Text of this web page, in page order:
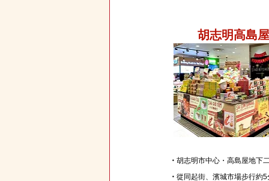
胡志明高島
・ 胡志明市中心・高島屋地下
・ 從同起街、濱城市場步行約5